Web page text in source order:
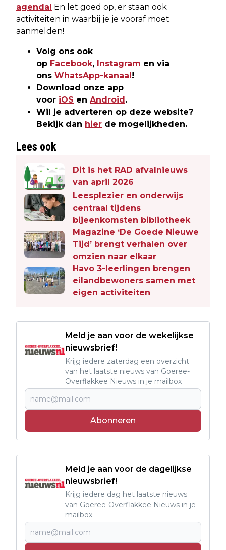
agenda! En let goed op, er staan ook
activiteiten in waarbij je je vooraf moet
aanmelden!
Volg ons ook
op Facebook, Instagram en via
ons WhatsApp-kanaal!
Download onze app
voor iOS en Android.
Wil je adverteren op deze website?
Bekijk dan hier de mogelijkheden.
Lees ook
Dit is het RAD afvalnieuws
van april 2026
Leesplezier en onderwijs
centraal tijdens
bijeenkomsten bibliotheek
Magazine ‘De Goede Nieuwe
Tijd’ brengt verhalen over
omzien naar elkaar
Havo 3-leerlingen brengen
eilandbewoners samen met
eigen activiteiten
Meld je aan voor de wekelijkse
nieuwsbrief!
Krijg iedere zaterdag een overzicht
van het laatste nieuws van Goeree-
Overflakkee Nieuws in je mailbox
Abonneren
Meld je aan voor de dagelijkse
nieuwsbrief!
Krijg iedere dag het laatste nieuws
van Goeree-Overflakkee Nieuws in je
mailbox